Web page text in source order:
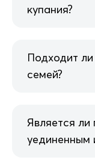
купания?
Подходит
семей?
Является
уединенным